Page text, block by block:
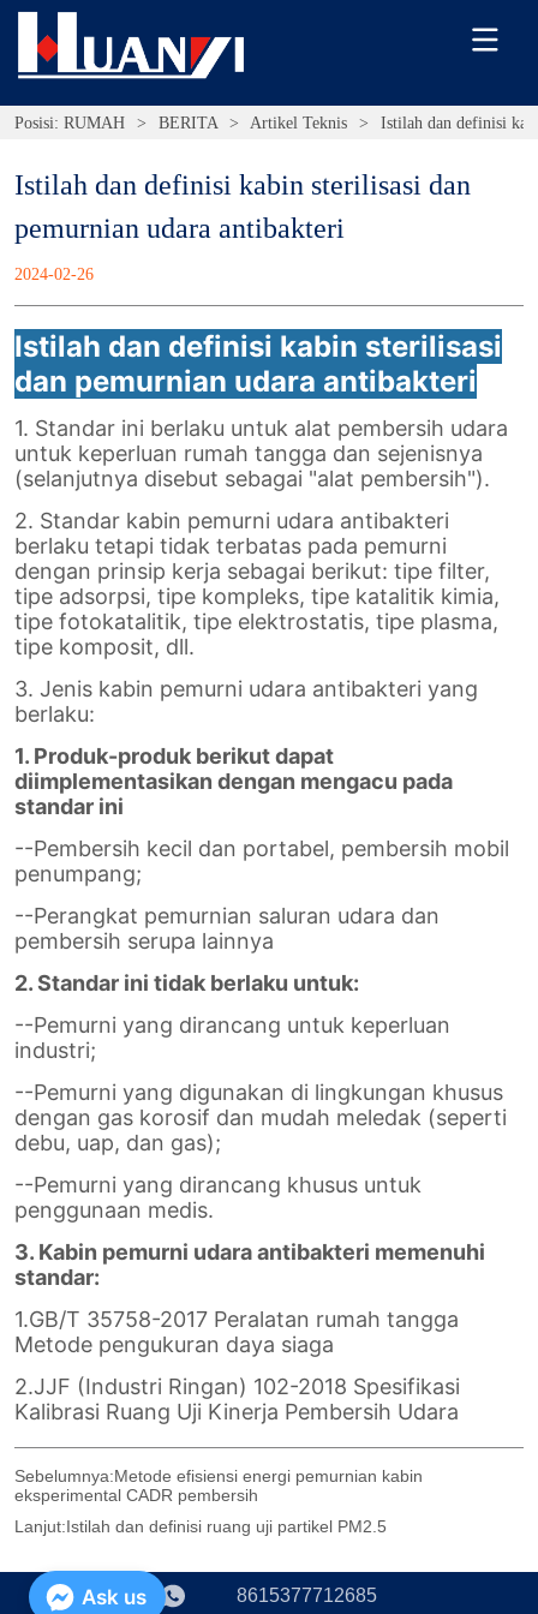
Posisi: RUMAH > BERITA > Artikel Teknis > Istilah dan definisi
Istilah dan definisi kabin sterilisasi dan
pemurnian udara antibakteri
2024-02-26
Sebelumnya:Metode efisiensi energi pemurnian kabin
eksperimental CADR pembersih
Lanjut:Istilah dan definisi ruang uji partikel PM2.5
8615377712685
Ask us